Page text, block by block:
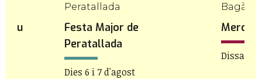
Peratallada
Festa Major de
Peratallada
Dies 6 i 7 d'agost
Bagà
Mercat
Dissabte